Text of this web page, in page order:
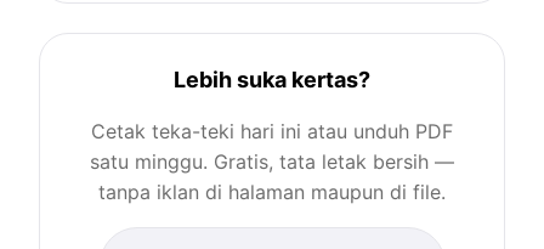
Lebih suka kertas?
Cetak teka-teki hari ini atau unduh PDF
satu minggu. Gratis, tata letak bersih —
tanpa iklan di halaman maupun di file.